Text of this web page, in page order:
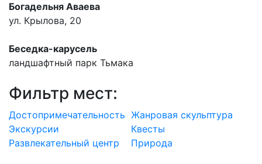
Богадельня Аваева
ул. Крылова, 20
Беседка-карусель
ландшафтный парк Тьмака
Фильтр мест:
Достопримечательность Жанровая скульптура
Экскурсии
Квесты
Развлекательный центр
Природа